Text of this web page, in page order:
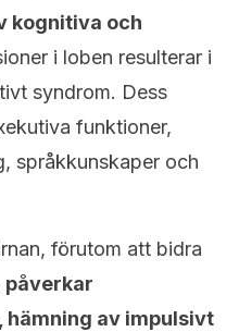
kognitiva och
i loben resulterar i
syndrom. Dess
funktioner,
språkkunskaper och
förutom att bidra
påverkar
av impulsivt